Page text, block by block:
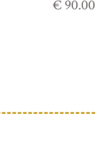
€ 90.00